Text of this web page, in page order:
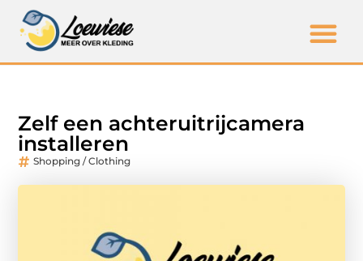
Zelf een achteruitrijcamera
installeren
Shopping / Clothing